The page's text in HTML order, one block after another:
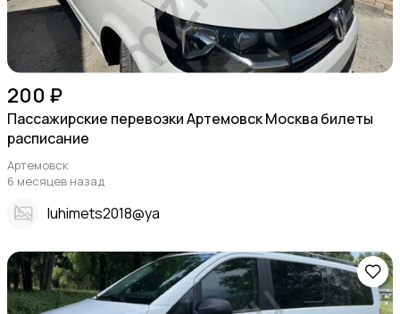
200 ₽
Пассажирские перевозки Артемовск Москва билеты
расписание
Артемовск
6 месяцев назад
Iuhimets2018@ya